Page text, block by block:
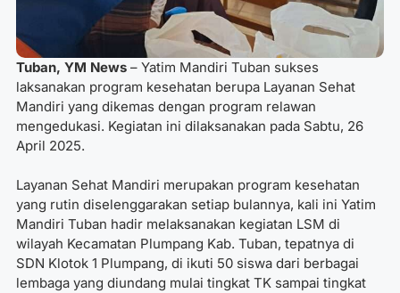
Tuban, YM News – Yatim Mandiri Tuban sukses
laksanakan program kesehatan berupa Layanan Sehat
Mandiri yang dikemas dengan program relawan
mengedukasi. Kegiatan ini dilaksanakan pada Sabtu, 26
April 2025.
Layanan Sehat Mandiri merupakan program kesehatan
yang rutin diselenggarakan setiap bulannya, kali ini Yatim
Mandiri Tuban hadir melaksanakan kegiatan LSM di
wilayah Kecamatan Plumpang Kab. Tuban, tepatnya di
SDN Klotok 1 Plumpang, di ikuti 50 siswa dari berbagai
lembaga yang diundang mulai tingkat TK sampai tingkat